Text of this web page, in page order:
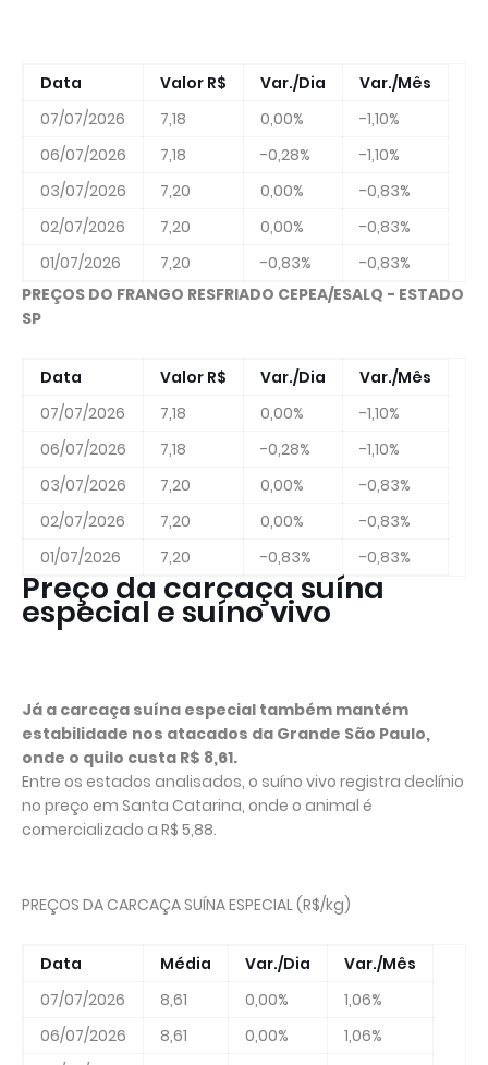
Data Valor R$ Var./Dia
Var./Mês
07/07/2026
7,18 0,00%
-1,10%
06/07/2026
7,18 -0,28%
-1,10%
03/07/2026
7,20 0,00%
-0,83%
02/07/2026
7,20 0,00%
-0,83%
01/07/2026
7,20 -0,83%
-0,83%
PREÇOS DO FRANGO RESFRIADO CEPEA/ESALQ - ESTADO
SP
Data Valor R$ Var./Dia
Var./Mês
07/07/2026
7,18 0,00%
-1,10%
06/07/2026
7,18 -0,28%
-1,10%
03/07/2026
7,20 0,00%
-0,83%
02/07/2026
7,20 0,00%
-0,83%
01/07/2026
7,20 -0,83% -0,83%
Preço da carcaça suína
especial e suíno vivo
Já a carcaça suína especial também mantém
estabilidade nos atacados da Grande São Paulo,
onde o quilo custa R$ 8,61.
Entre os estados analisados, o suíno vivo registra declínio
no preço em Santa Catarina, onde o animal é
comercializado a R$ 5,88.
PREÇOS DA CARCAÇA SUÍNA ESPECIAL (R$/kg)
Data Média Var./Dia
Var./Mês
07/07/2026
8,61 0,00%
1,06%
06/07/2026
8,61 0,00%
1,06%